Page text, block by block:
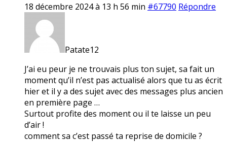
18 décembre 2024 à 13 h 56 min #67790 Répondre
Patate12
J’ai eu peur je ne trouvais plus ton sujet, sa fait un
moment qu’il n’est pas actualisé alors que tu as écrit
hier et il y a des sujet avec des messages plus ancien
en première page …
Surtout profite des moment ou il te laisse un peu
d’air !
comment sa c’est passé ta reprise de domicile ?